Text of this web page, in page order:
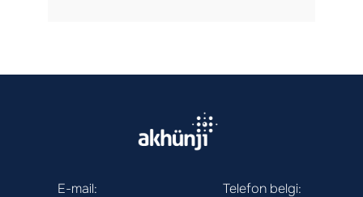
E-mail:
Telefon belgi: